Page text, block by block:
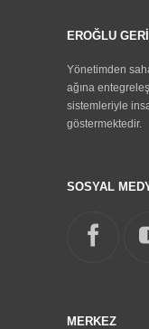
Kazanım
...devam
EROĞLU
Yönetimden
ağına
sistemleriyle
göstermektedir.
SOSYAL
MERKEZ